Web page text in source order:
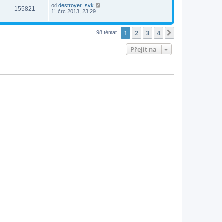
155821 od destroyer_svk
11 črc 2013, 23:29
98 témat 1 2 3 4
Přejít na